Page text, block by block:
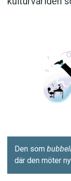
Den som
där den möter